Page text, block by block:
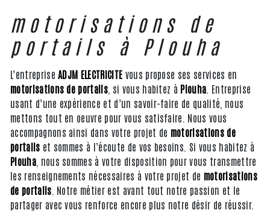
motorisations de
portails à Plouha
L’entrepriseADJM ELECTRICITE vous propose ses services en
motorisations de portails , si vous habitez à Plouha . Entreprise
usant d’une expérience et d’un savoir-faire de qualité, nous
mettons tout en oeuvre pour vous satisfaire. Nous vous
accompagnons ainsi dans votre projet de motorisations de
portails et sommes à l’écoute de vos besoins. Si vous habitez à
Plouha, nous sommes à votre disposition pour vous transmettre
les renseignements nécessaires à votre projet de motorisations
de portails . Notre métier est avant tout notre passion et le
partager avec vous renforce encore plus notre désir de réussir.